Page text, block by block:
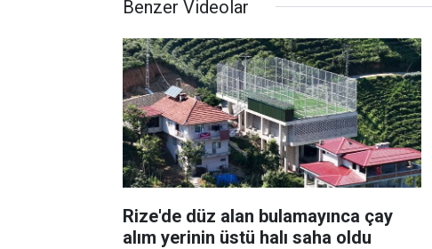
Benzer Videolar
Rize'de düz alan bulamayınca çay
alım yerinin üstü halı saha oldu